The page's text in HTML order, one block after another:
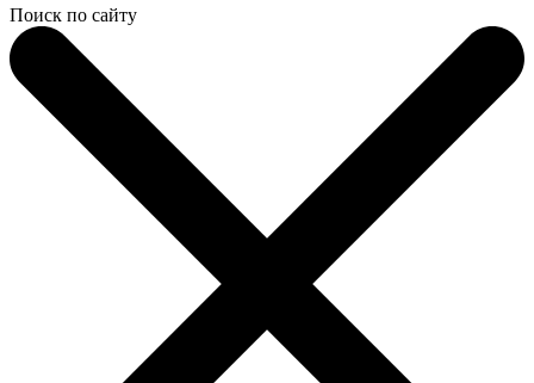
Поиск по сайту